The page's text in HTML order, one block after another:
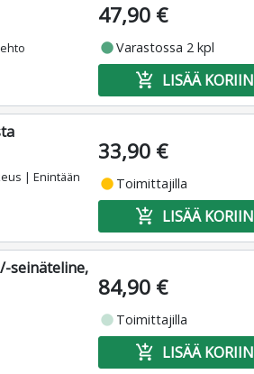
47,90 €
fiber_manual_recordVarastossa 2 kpl
add_shopping_cart LISÄÄ KORIIN
| Enintään
33,90 €
fiber_manual_record Toimittajilla
add_shopping_cart LISÄÄ KORIIN
seinäteline,
84,90 €
fiber_manual_record Toimittajilla
add_shopping_cart LISÄÄ KORIIN